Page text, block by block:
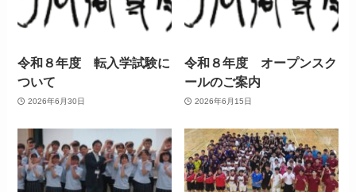
令和８年度 転入学試験に
ついて
2026年6月30日
令和８年度 オープンスク
ールのご案内
2026年6月15日